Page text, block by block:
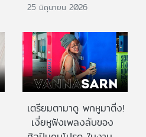
25 มิถุนายน 2026
เตรียมตามาดู พกหูมาติ่ง!
เงี่ยหูฟังเพลงลับของ